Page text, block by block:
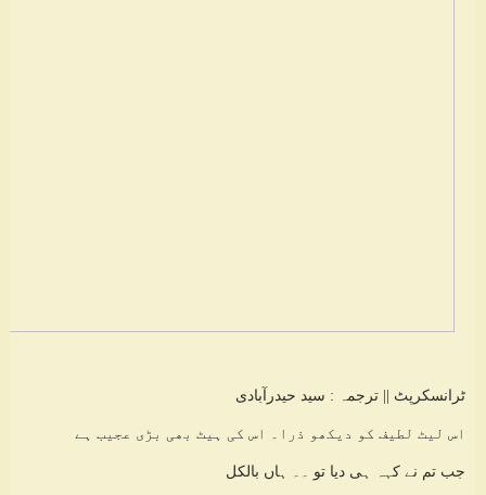
ٹرانسکرپٹ || ترجمہ : سید حیدرآبادی
اس لیٹ لطیف کو دیکھو ذرا۔ اس کی ہیٹ بھی بڑی عجیب ہے
جب تم نے کہہ ہی دیا تو ۔۔ ہاں بالکل